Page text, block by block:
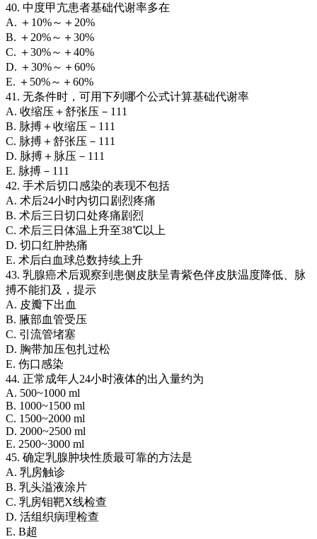
40. 中度甲亢患者基础代谢率多在
A. ＋10%～＋20%
B. ＋20%～＋30%
C. ＋30%～＋40%
D. ＋30%～＋60%
E. ＋50%～＋60%
41. 无条件时，可用下列哪个公式计算基础代谢率
A. 收缩压＋舒张压－111
B. 脉搏＋收缩压－111
C. 脉搏＋舒张压－111
D. 脉搏＋脉压－111
E. 脉搏－111
42. 手术后切口感染的表现不包括
A. 术后24小时内切口剧烈疼痛
B. 术后三日切口处疼痛剧烈
C. 术后三日体温上升至38℃以上
D. 切口红肿热痛
E. 术后白血球总数持续上升
43. 乳腺癌术后观察到患侧皮肤呈青紫色伴皮肤温度降低、脉
搏不能扪及，提示
A. 皮瓣下出血
B. 腋部血管受压
C. 引流管堵塞
D. 胸带加压包扎过松
E. 伤口感染
44. 正常成年人24小时液体的出入量约为
A. 500~1000 ml
B. 1000~1500 ml
C. 1500~2000 ml
D. 2000~2500 ml
E. 2500~3000 ml
45. 确定乳腺肿块性质最可靠的方法是
A. 乳房触诊
B. 乳头溢液涂片
C. 乳房钼靶X线检查
D. 活组织病理检查
E. B超